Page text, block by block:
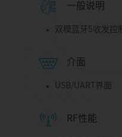
一般说明
双模蓝牙5收发控
介面
USB/UART界面
RF性能